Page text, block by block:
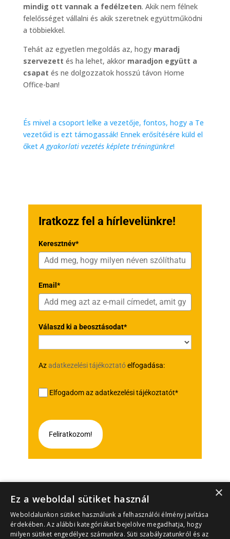
mindig ott vannak a fedélzeten. Akik nem félnek
felelősséget vállalni és akik szeretnek együttműködni
a többiekkel.
Tehát az egyetlen megoldás az, hogy maradj
szervezett és ha lehet, akkor maradjon együtt a
csapat és ne dolgozzatok hosszú távon Home
Office-ban!
És mivel a csoport lelke a vezetője, fontos, hogy a Te
vezetőid is ezt támogassák! Ennek erősítésére küld el
őketA gyakorlati vezetés képlete tréningünkre!
Iratkozz fel a hírlevelünkre!
Keresztnév*
Email*
Válaszd ki a beosztásodat*
Azadatkezelési tájékoztatóelfogadása:
Elfogadom az adatkezelési tájékoztatót*
Feliratkozom!
×
Ez a weboldal sütiket használ
Weboldalunkon sütiket használunk a felhasználói élmény javítása
érdekében. Az alábbi kategóriákat bejelölve megadhatja, hogy
milyen sütiket engedélyez számunkra. Süti szabályzatunkról és az